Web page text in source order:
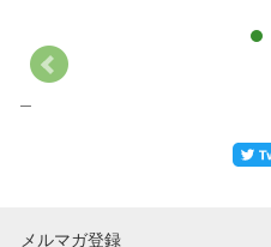
メルマガ登録